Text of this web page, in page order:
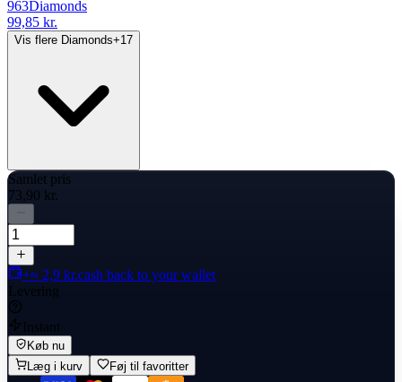
963Diamonds
99,85 kr.
Vis flere Diamonds+17
Samlet pris
73,90 kr.
+≈ 2,9 kr.cash back to your wallet
Levering
Instant
Køb nu
Læg i kurv
Føj til favoritter